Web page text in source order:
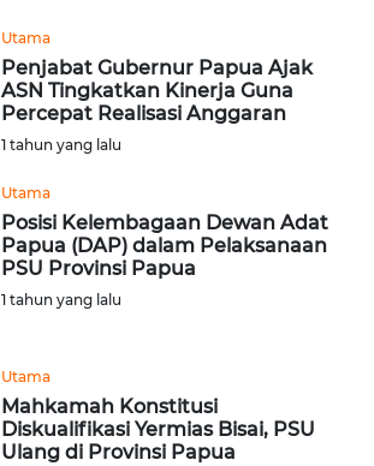
Utama
Penjabat Gubernur Papua Ajak
ASN Tingkatkan Kinerja Guna
Percepat Realisasi Anggaran
1 tahun yang lalu
Utama
Posisi Kelembagaan Dewan Adat
Papua (DAP) dalam Pelaksanaan
PSU Provinsi Papua
1 tahun yang lalu
Utama
Mahkamah Konstitusi
Diskualifikasi Yermias Bisai, PSU
Ulang di Provinsi Papua